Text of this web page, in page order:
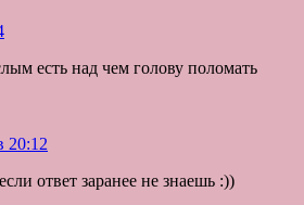
есть над чем голову поломать
20:12
ответ заранее не знаешь :))